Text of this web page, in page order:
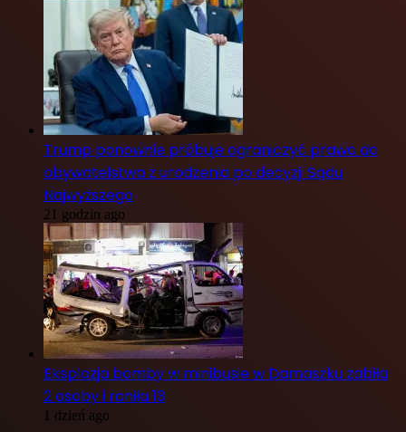
Trump ponownie próbuje ograniczyć prawo do
obywatelstwa z urodzenia po decyzji Sądu
Najwyższego
21 godzin ago
Eksplozja bomby w minibusie w Damaszku zabiła
2 osoby i raniła 13
1 dzień ago